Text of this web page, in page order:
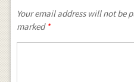
Your email address will not be
marked *